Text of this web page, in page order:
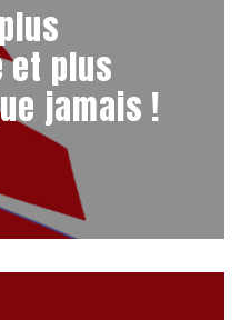
et plus
jamais !